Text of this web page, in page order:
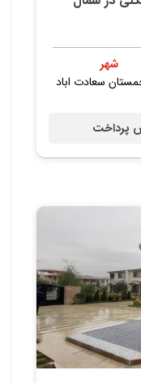
شهر
سعادت اباد
پرداخت